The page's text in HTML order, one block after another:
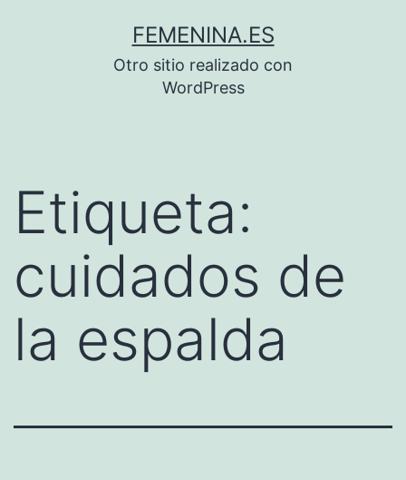
FEMENINA.ES
Otro sitio realizado con
WordPress
Etiqueta:
cuidados de
la espalda